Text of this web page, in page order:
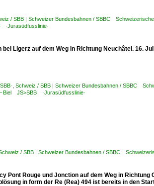
/ SBB | Schweizer Bundesbahnen / SBBC
·Jurasüdfusslinie·
Ligerz auf dem Weg in Richtung Neuchâtel. 16.
Schweiz / SBB | Schweizer Bundesbahnen / SBBC
Biel JS>SBB ·Jurasüdfusslinie·
/ SBB | Schweizer Bundesbahnen / SBBC
Pont Rouge und Jonction auf dem Weg in Richtung
in form der Re (Rea) 494 ist bereits in den